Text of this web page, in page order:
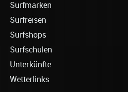
Surfmarken
Surfreisen
Surfshops
Surfschulen
Unterkünfte
Wetterlinks